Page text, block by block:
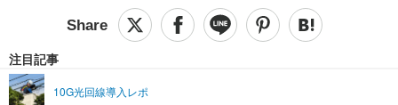
ショッピング その他
エンタメTOP 映画・ドラマ
音楽
ペット
リリース一覧
プッシュ通知の停止方法
注目記事
10G光回線導入レポ